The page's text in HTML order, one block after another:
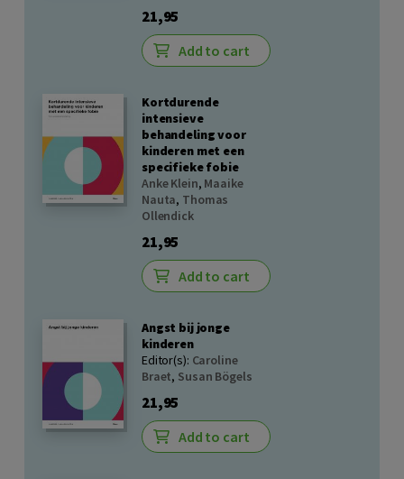
21,95
Add to cart
Kortdurende
intensieve
behandeling voor
kinderen met een
specifieke fobie
Anke Klein, Maaike
Nauta, Thomas
Ollendick
21,95
Add to cart
Angst bij jonge
kinderen
Editor(s): Caroline
Braet, Susan Bögels
21,95
Add to cart